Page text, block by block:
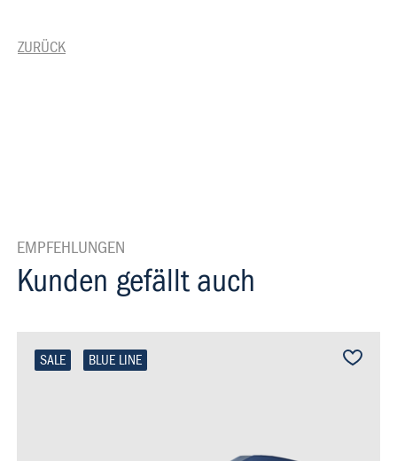
ZURÜCK
EMPFEHLUNGEN
Kunden gefällt auch
SALE BLUE LINE